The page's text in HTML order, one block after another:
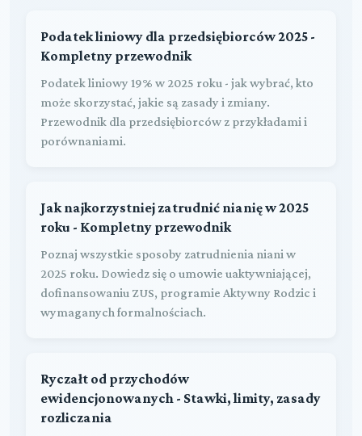
Podatek liniowy dla przedsiębiorców 2025 -
Kompletny przewodnik
Podatek liniowy 19% w 2025 roku - jak wybrać, kto
może skorzystać, jakie są zasady i zmiany.
Przewodnik dla przedsiębiorców z przykładami i
porównaniami.
Jak najkorzystniej zatrudnić nianię w 2025
roku - Kompletny przewodnik
Poznaj wszystkie sposoby zatrudnienia niani w
2025 roku. Dowiedz się o umowie uaktywniającej,
dofinansowaniu ZUS, programie Aktywny Rodzic i
wymaganych formalnościach.
Ryczałt od przychodów
ewidencjonowanych - Stawki, limity, zasady
rozliczania